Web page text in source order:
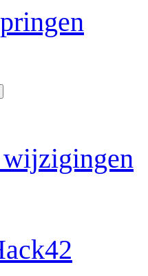
wijzigingen